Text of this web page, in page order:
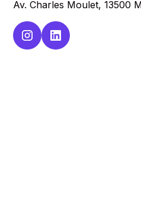
Av. Charles Moulet, 13500